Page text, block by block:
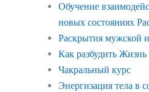
Обучение
новых состояниях
Раскрытия мужской
Как разбудить Жизнь
Чакральный курс
Энергизация тела в